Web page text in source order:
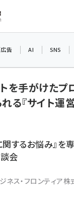
広告 AI SNS
を手がけたプ
る『サイト運
関するお悩み』を
会
ネス・フロンティア